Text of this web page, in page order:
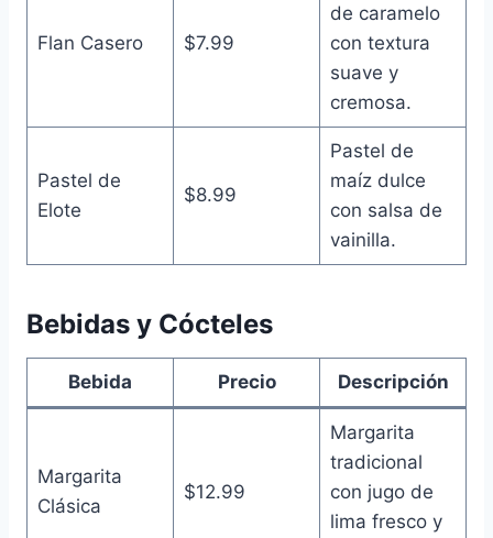
Flan Casero $7.99
de caramelo
con textura
suave y
cremosa.
Pastel de
Elote
$8.99
Pastel de
maíz dulce
con salsa de
vainilla.
Bebidas y Cócteles
Bebida Precio Descripción
Margarita
Clásica
$12.99
Margarita
tradicional
con jugo de
lima fresco y